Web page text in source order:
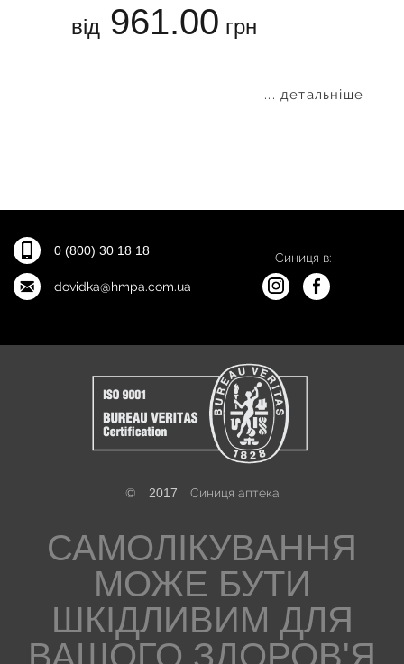
від 961.00 грн
... детальніше
0 (800) 30 18 18
dovidka@hmpa.com.ua
Синиця в:
© 2017 Синиця аптека
САМОЛІКУВАННЯ
МОЖЕ БУТИ
ШКІДЛИВИМ ДЛЯ
ВАШОГО ЗДОРОВ'Я